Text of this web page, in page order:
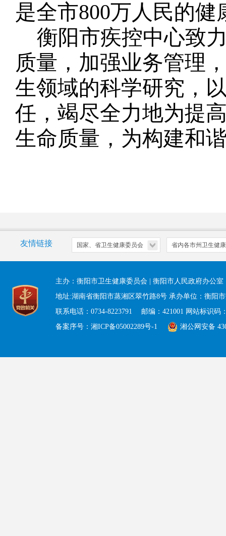
是全市800万人民的健
衡阳市疾控中心致
质量，加强业务管理
生领域的科学研究，
任，竭尽全力地为提
生命质量，为构建和
友情链接
主办：衡阳市卫生健康委员会 | 衡阳市人民政府办公
地址:湖南省衡阳市蒸湘区翠竹路8号 承办单位：衡阳
联系电话：0734-8223791 邮编：421001 网站标识码
备案序号：湘ICP备05002289号-1
湘公网安备